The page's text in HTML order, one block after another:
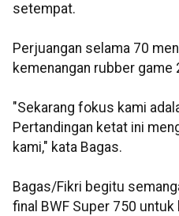
setempat.
Perjuangan selama 70
kemenangan rubber game
"Sekarang fokus kami
Pertandingan ketat ini
kami," kata Bagas.
Bagas/Fikri begitu
final BWF Super 750